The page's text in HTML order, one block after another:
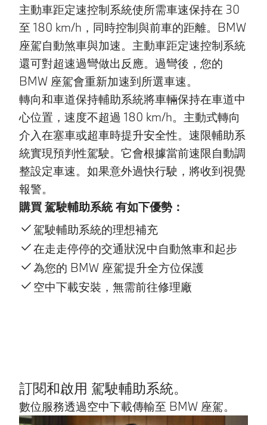
主動車距定速控制系統使所需車速保持在 30
至 180 km/h，同時控制與前車的距離。BMW
座駕自動煞車與加速。主動車距定速控制系統
還可對超速過彎做出反應。過彎後，您的
BMW 座駕會重新加速到所選車速。
轉向和車道保持輔助系統將車輛保持在車道中
心位置，速度不超過 180 km/h。主動式轉向
介入在塞車或超車時提升安全性。速限輔助系
統實現預判性駕駛。它會根據當前速限自動調
整設定車速。如果意外過快行駛，將收到視覺
報警。
購買 駕駛輔助系統 有如下優勢：
駕駛輔助系統的理想補充
在走走停停的交通狀況中自動煞車和起步
為您的 BMW 座駕提升全方位保護
空中下載安裝，無需前往修理廠
訂閱和啟用 駕駛輔助系統。
數位服務透過空中下載傳輸至 BMW 座駕。